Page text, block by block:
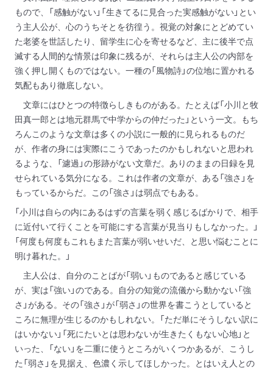
もので、「感触がない」「生きてるに見合った実感触がない」とい
う主人公が、心のうちそとを彷徨う。視覚の対象にとどめてい
た老婆を世話したり、留学生に心を寄せるなど、主に後半で点
滅する人間的な情景は印象に残るが、それらは主人公の内部を
強く押し開くものではない。一種の「風物詩」の位地に置かれる
気配もあり徹底しない。
文章にはひとつの特徴らしきものがある。たとえば「小川と牧
田真一郎とは地元群馬で中学からの仲だった」という一文。もち
ろんこのような文章は多くの小説に一般的に見られるものだ
が、作者の身には実際にこうであったのかもしれないと思われ
るような、「濾過」の形跡がない文章だ。ありのままの日録を見
せられている気分になる。これは作者の文章が、ある「強さ」を
もっているからだ。この「強さ」は弱点でもある。
「小川は自らの内にあるはずの言葉を弱く感じるばかりで、相手
に近付いて行くことを可能にする言葉が見当りもしなかった。」
「何度も何度もこれもまた言葉が弱いせいだ、と思い悩むことに
明け暮れた。」
主人公は、自分のことばが「弱い」ものであると感じている
が、実は「強い」のである。自分の知覚の流儀から動かない「強
さ」がある。その「強さ」が「弱さ」の世界を書こうとしていると
ころに無理が生じるのかもしれない。「ただ単にそうしない訳に
はいかない」「死にたいとは思わないが生きたくもない心地」と
いった、「ない」を二重に使うところがいくつかあるが、こうし
た「弱さ」を見据え、色濃く示してほしかった。とはいえ人との